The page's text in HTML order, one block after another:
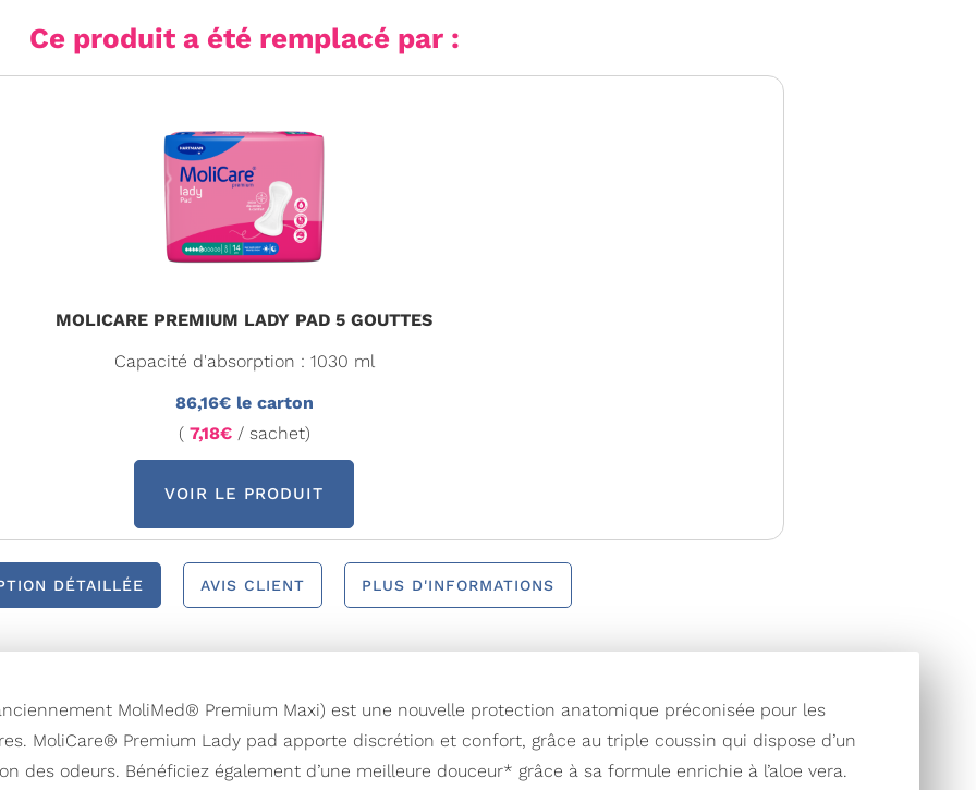
Ce produit a été remplacé par :
MOLICARE PREMIUM LADY PAD 5 GOUTTES
Capacité d'absorption : 1030 ml
86,16€ le carton
( 7,18€/ sachet)
VOIR LE PRODUIT
DÉTAILLÉE AVIS CLIENT PLUS D'INFORMATIONS
MoliMed® Premium Maxi) est une nouvelle protection anatomique préconisée pour les
MoliCare® Premium Lady pad apporte discrétion et confort, grâce au triple coussin qui dispose d’un
des odeurs. Bénéficiez également d’une meilleure douceur* grâce à sa formule enrichie à l’aloe vera.